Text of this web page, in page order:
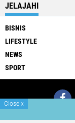
JELAJAHI
BISNIS
LIFESTYLE
NEWS
SPORT
Close x